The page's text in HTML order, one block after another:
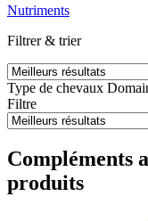
Nutriments
Filtrer & trier
Type de chevaux
Filtre
Compléments
produits